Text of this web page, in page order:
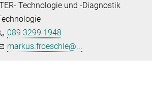
Technologie und -Diagnostik
089 3299 1948
markus.froeschle@...